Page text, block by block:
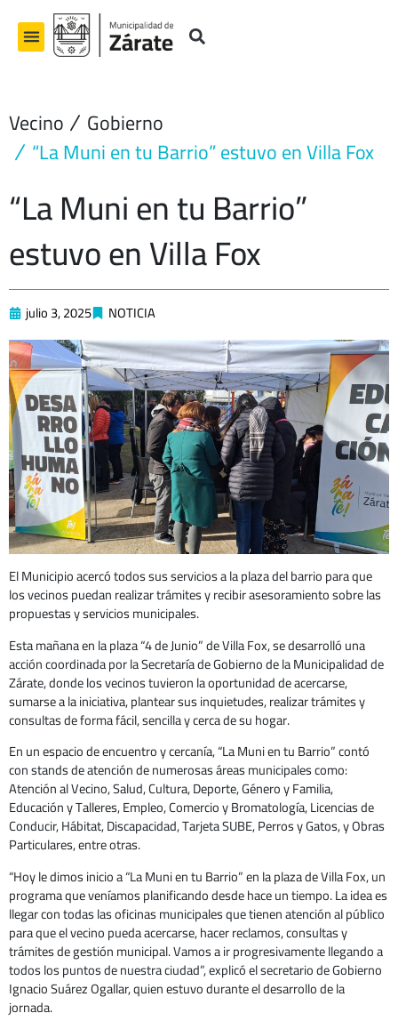
contenido
Vecino Gobierno
“La Muni en tu Barrio” estuvo en Villa Fox
“La Muni en tu Barrio”
estuvo en Villa Fox
julio 3, 2025 NOTICIA
El Municipio acercó todos sus servicios a la plaza del barrio para que
los vecinos puedan realizar trámites y recibir asesoramiento sobre las
propuestas y servicios municipales.
Esta mañana en la plaza “4 de Junio” de Villa Fox, se desarrolló una
acción coordinada por la Secretaría de Gobierno de la Municipalidad de
Zárate, donde los vecinos tuvieron la oportunidad de acercarse,
sumarse a la iniciativa, plantear sus inquietudes, realizar trámites y
consultas de forma fácil, sencilla y cerca de su hogar.
En un espacio de encuentro y cercanía, “La Muni en tu Barrio” contó
con stands de atención de numerosas áreas municipales como:
Atención al Vecino, Salud, Cultura, Deporte, Género y Familia,
Educación y Talleres, Empleo, Comercio y Bromatología, Licencias de
Conducir, Hábitat, Discapacidad, Tarjeta SUBE, Perros y Gatos, y Obras
Particulares, entre otras.
“Hoy le dimos inicio a “La Muni en tu Barrio” en la plaza de Villa Fox, un
programa que veníamos planificando desde hace un tiempo. La idea es
llegar con todas las oficinas municipales que tienen atención al público
para que el vecino pueda acercarse, hacer reclamos, consultas y
trámites de gestión municipal. Vamos a ir progresivamente llegando a
todos los puntos de nuestra ciudad”, explicó el secretario de Gobierno
Ignacio Suárez Ogallar, quien estuvo durante el desarrollo de la
jornada.